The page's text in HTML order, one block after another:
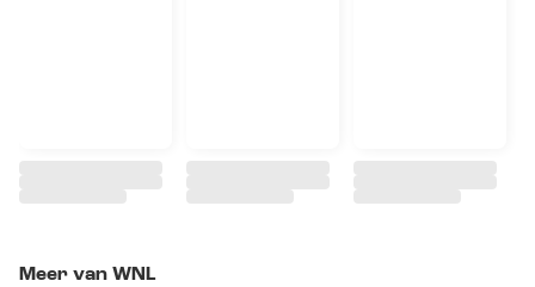
Meer van WNL